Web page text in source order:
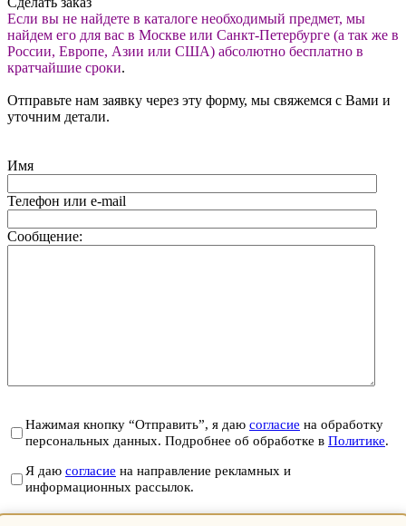
Если вы не найдете в каталоге необходимый предмет, мы
найдем его для вас в Москве или Санкт-Петербурге (а так же в
России, Европе, Азии или США) абсолютно бесплатно в
кратчайшие сроки.
Отправьте нам заявку через эту форму, мы свяжемся с Вами и
уточним детали.
Имя
Телефон или e-mail
Сообщение:
Нажимая кнопку “Отправить”, я даю согласие на обработку
персональных данных. Подробнее об обработке в Политике.
Я даю согласие на направление рекламных и
информационных рассылок.
Отправить